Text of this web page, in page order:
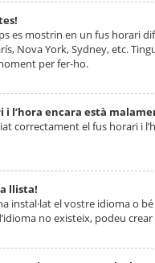
es mostrin en un fus horari
Nova York, Sydney, etc.
per fer-ho.
i l’hora encara està
correctament el fus horari i
llista!
instal·lat el vostre idioma o
no existeix, podeu